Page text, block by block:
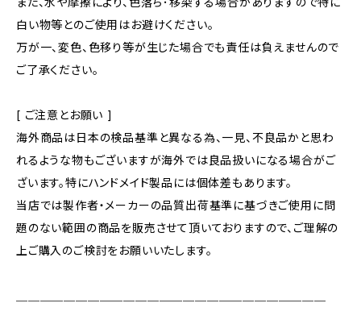
白い物等とのご使用はお避けください。
万が一、変色、色移り等が生じた場合でも責任は負えませんので
ご了承ください。
[ ご注意とお願い ]
海外商品は日本の検品基準と異なる為、一見、不良品かと思わ
れるような物もございますが海外では良品扱いになる場合がご
ざいます。特にハンドメイド製品には個体差もあります。
当店では製作者・メーカーの品質出荷基準に基づきご使用に問
題のない範囲の商品を販売させて頂いておりますので、ご理解の
上ご購入のご検討をお願いいたします。